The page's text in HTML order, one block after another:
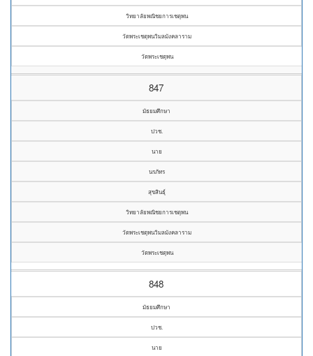
วิทยาลัยพณิชยการเชตุพน
วัดพระเชตุพนวิมลมังคลาราม
วัดพระเชตุพน
847
มัธยมศึกษา
ปวช.
นาย
นรภัทร
สุขสินธุ์
วิทยาลัยพณิชยการเชตุพน
วัดพระเชตุพนวิมลมังคลาราม
วัดพระเชตุพน
848
มัธยมศึกษา
ปวช.
นาย